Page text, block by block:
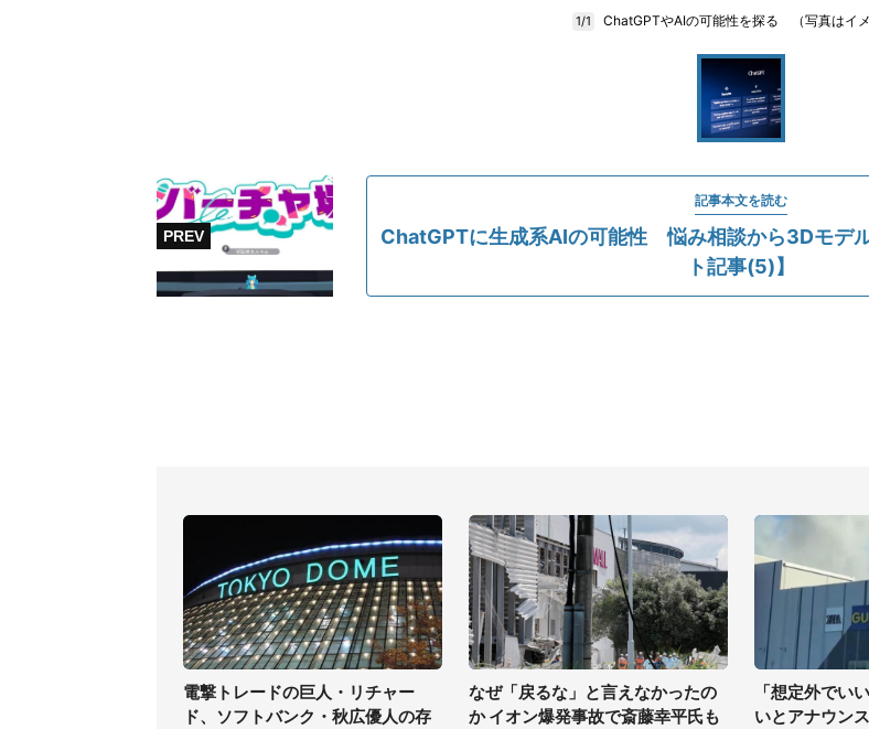
1/1 ChatGPTやAIの可能性を探る （写真はイメ
記事本文を読む
ChatGPTに生成系AIの可能性 悩み相談から3Dモデ
ト記事(5)】
電撃トレードの巨人・リチャー
ド、ソフトバンク・秋広優人の存
なぜ「戻るな」と言えなかったの
か イオン爆発事故で斎藤幸平氏も
「想定外でい
いとアナウン